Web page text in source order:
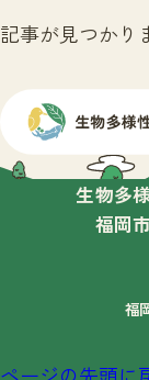
記事が見つかり
生物多
福岡
福